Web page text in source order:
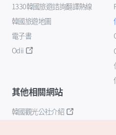
1330韓國旅遊諮詢翻譯熱線
韓國旅遊地圖
電子書
Odii
其他相關網站
韓國觀光公社介紹